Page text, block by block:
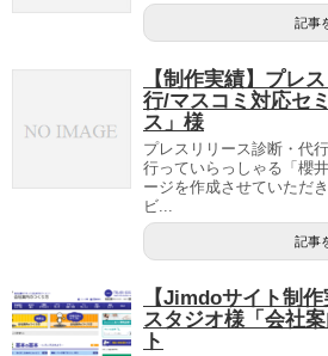
記事
【制作実績】プレ
行/マスコミ対応セ
ス」様
プレスリリース診断・代
行っていらっしゃる「櫻
ージを作成させていただ
ビ...
記事
【Jimdoサイト制
スタジオ様「会社
ト